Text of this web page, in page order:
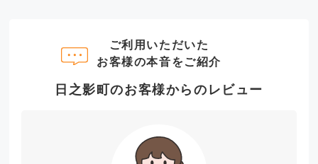
ご利用いただいた
お客様の本音をご紹介
日之影町のお客様からのレビュー